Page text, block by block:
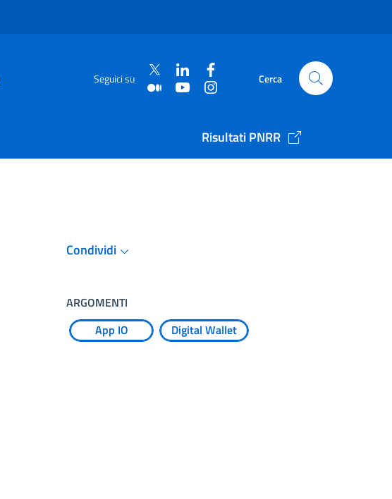
Seguici su Cerca
Risultati PNRR
Condividi
ARGOMENTI
App IO
Digital Wallet